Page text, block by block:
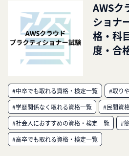
AWSク
ショナ
格・科
度・合
#中卒でも取れる資格・検定一覧
#取り
#学歴関係なく取れる資格一覧
#民間資
#社会人におすすめの資格・検定一覧
#
#高卒でも取れる資格・検定一覧